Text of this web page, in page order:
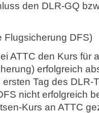
den DLR-GQ
Flugsicherung DFS)
ATTC den Kurs für
erfolgreich
Tag des DLR-
nicht erfolgreich
Kurs an ATTC